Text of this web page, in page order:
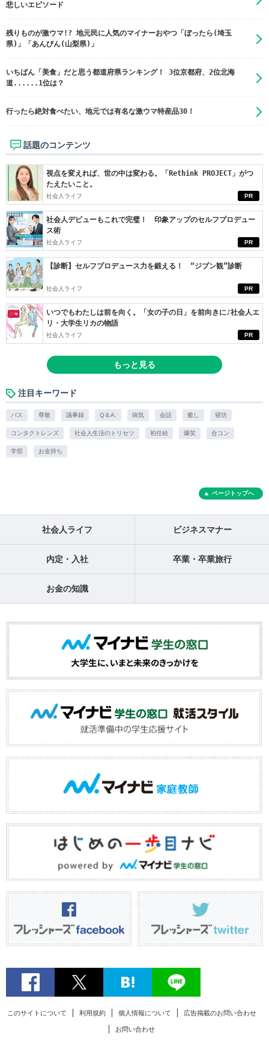
悲しいエピソード
残りものが激ウマ!? 地元民に人気のマイナーおやつ「ぼったら(埼玉
県)」「あんびん(山梨県)」
いちばん「美食」だと思う都道府県ランキング！ 3位京都府、2位北海
道......1位は？
行ったら絶対食べたい、地元では有名な激ウマ特産品30！
話題のコンテンツ
PR
視点を変えれば、世の中は変わる。「Rethink PROJECT」がつ
たえたいこと。
社会人ライフ
PR
社会人デビューもこれで完璧！ 印象アップのセルフプロデュー
ス術
社会人ライフ
PR
【診断】セルフプロデュース力を鍛える！ “ジブン観”診断
社会人ライフ
PR
いつでもわたしは前を向く。「女の子の日」を前向きに♪社会人エ
リ・大学生リカの物語
社会人ライフ
もっと見る
注目キーワード
バス 尊敬 議事録 Q＆A. 病気 会話 癒し 寝坊
コンタクトレンズ 社会人生活のトリセツ 初任給 爆笑 合コン
学部 お金持ち
ページトップへ
社会人ライフ ビジネスマナー
内定・入社 卒業・卒業旅行
お金の知識
このサイトについて 利用規約 個人情報について 広告掲載のお問い合わせ
お問い合わせ